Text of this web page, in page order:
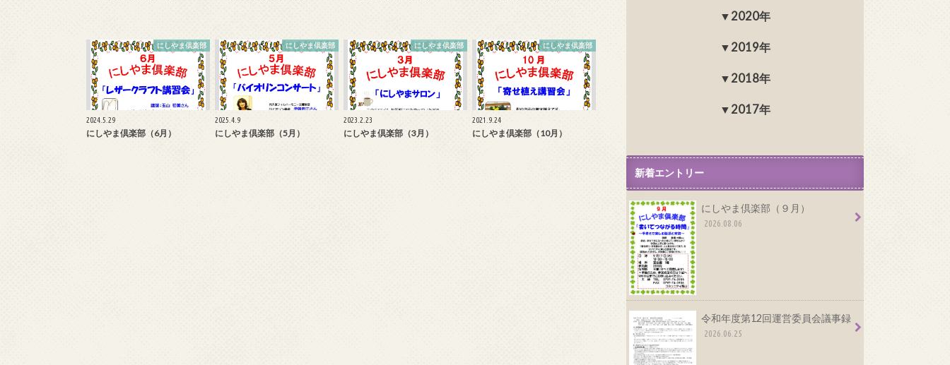
にしやま倶楽部
2024.5.29
にしやま倶楽部（6月）
にしやま倶楽部
2025.4.9
にしやま倶楽部（5月）
にしやま倶楽部
2023.2.23
にしやま倶楽部（3月）
にしやま倶楽部
2021.9.24
にしやま倶楽部（10月）
2020年
2019年
2018年
2017年
新着エントリー
にしやま倶楽部（９月）
2026.08.06
令和年度第12回運営委員会議事録
2026.06.25